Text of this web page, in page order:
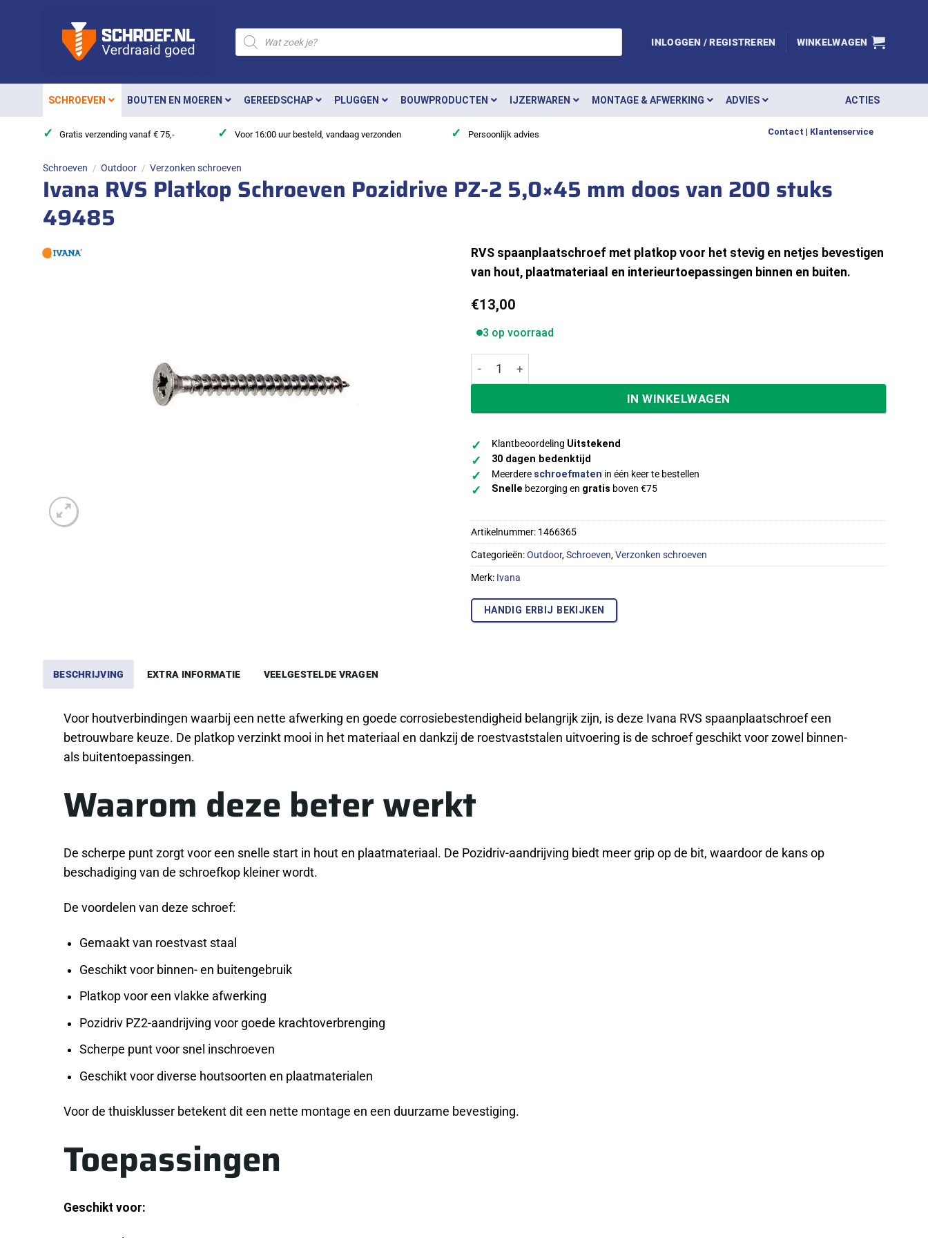
Producten
zoeken
INLOGGEN / REGISTREREN WINKELWAGEN
SCHROEVEN BOUTEN EN MOEREN GEREEDSCHAP PLUGGEN BOUWPRODUCTEN IJZERWAREN MONTAGE & AFWERKING ADVIES ACTIES
✓ Gratis verzending vanaf € 75,- ✓ Voor 16:00 uur besteld, vandaag verzonden ✓ Persoonlijk advies Contact | Klantenservice
Schroeven / Outdoor / Verzonken schroeven
Ivana RVS Platkop Schroeven Pozidrive PZ-2 5,0×45 mm doos van 200 stuks
49485
RVS spaanplaatschroef met platkop voor het stevig en netjes bevestigen
van hout, plaatmateriaal en interieurtoepassingen binnen en buiten.
€13,00
3 op voorraad
Ivana RVS Platkop Schroeven Pozidrive PZ-2 5,0×45 mm doos van 200 stuks 49485
IN WINKELWAGEN
✓ Klantbeoordeling Uitstekend
✓ 30 dagen bedenktijd
✓ Meerdere schroefmaten in één keer te bestellen
✓ Snelle bezorging en gratis boven €75
Artikelnummer: 1466365
Categorieën:Outdoor,Schroeven,Verzonken schroeven
Merk: Ivana
HANDIG ERBIJ BEKIJKEN
BESCHRIJVING EXTRA INFORMATIE VEELGESTELDE VRAGEN
Voor houtverbindingen waarbij een nette afwerking en goede corrosiebestendigheid belangrijk zijn, is deze Ivana RVS spaanplaatschroef een
betrouwbare keuze. De platkop verzinkt mooi in het materiaal en dankzij de roestvaststalen uitvoering is de schroef geschikt voor zowel binnen-
als buitentoepassingen.
Waarom deze beter werkt
De scherpe punt zorgt voor een snelle start in hout en plaatmateriaal. De Pozidriv-aandrijving biedt meer grip op de bit, waardoor de kans op
beschadiging van de schroefkop kleiner wordt.
De voordelen van deze schroef:
Gemaakt van roestvast staal
Geschikt voor binnen- en buitengebruik
Platkop voor een vlakke afwerking
Pozidriv PZ2-aandrijving voor goede krachtoverbrenging
Scherpe punt voor snel inschroeven
Geschikt voor diverse houtsoorten en plaatmaterialen
Voor de thuisklusser betekent dit een nette montage en een duurzame bevestiging.
Toepassingen
Geschikt voor: